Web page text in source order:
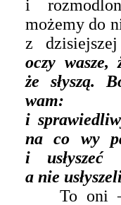
i
możemy do
z
oczy wasze,
że słyszą.
wam:
i
na co wy
i usłyszeć
a nie
To oni